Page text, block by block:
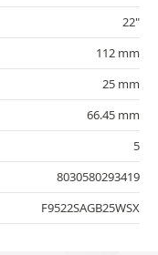
22"
112 mm
25 mm
66.45 mm
5
8030580293419
F9522SAGB25WSX